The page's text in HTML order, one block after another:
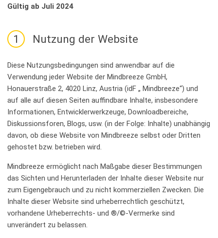
Gültig ab Juli 2024
1 Nutzung der Website
Diese Nutzungsbedingungen sind anwendbar auf die
Verwendung jeder Website der Mindbreeze GmbH,
Honauerstraße 2, 4020 Linz, Austria (idF „ Mindbreeze“) und
auf alle auf diesen Seiten auffindbare Inhalte, insbesondere
Informationen, Entwicklerwerkzeuge, Downloadbereiche,
Diskussionsforen, Blogs, usw. (in der Folge: Inhalte) unabhängig
davon, ob diese Website von Mindbreeze selbst oder Dritten
gehostet bzw. betrieben wird.
Mindbreeze ermöglicht nach Maßgabe dieser Bestimmungen
das Sichten und Herunterladen der Inhalte dieser Website nur
zum Eigengebrauch und zu nicht kommerziellen Zwecken. Die
Inhalte dieser Website sind urheberrechtlich geschützt,
vorhandene Urheberrechts- und ®/©-Vermerke sind
unverändert zu belassen.